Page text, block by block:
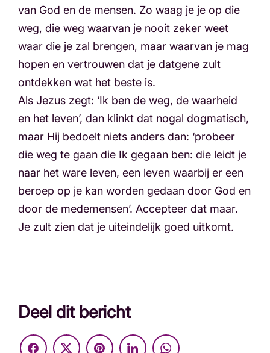
van God en de mensen. Zo waag je je op die
weg, die weg waarvan je nooit zeker weet
waar die je zal brengen, maar waarvan je mag
hopen en vertrouwen dat je datgene zult
ontdekken wat het beste is.
Als Jezus zegt: ‘Ik ben de weg, de waarheid
en het leven’, dan klinkt dat nogal dogmatisch,
maar Hij bedoelt niets anders dan: ‘probeer
die weg te gaan die Ik gegaan ben: die leidt je
naar het ware leven, een leven waarbij er een
beroep op je kan worden gedaan door God en
door de medemensen’. Accepteer dat maar.
Je zult zien dat je uiteindelijk goed uitkomt.
Deel dit bericht